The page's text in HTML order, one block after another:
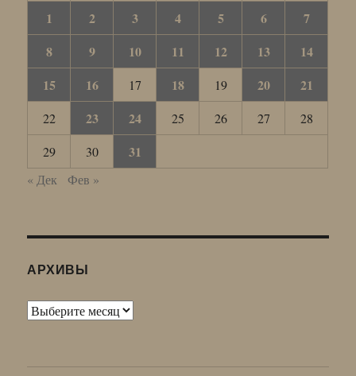
1
2 3 4 5 6
7
8
9 10 11 12 13
14
15
16 17 18 19 20 21
22 23 24 25 26 27
28
29
30 31
« Дек Фев »
АРХИВЫ
Архивы